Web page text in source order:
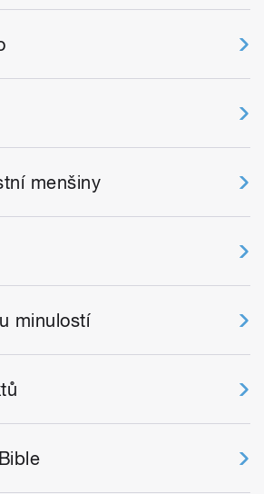
menšiny
minulostí